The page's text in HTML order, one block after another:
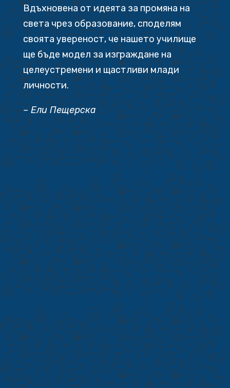
Вдъхновена от идеята за промяна на
света чрез образование, споделям
своята увереност, че нашето училище
ще бъде модел за изграждане на
целеустремени и щастливи млади
личности.
– Ели Пещерска